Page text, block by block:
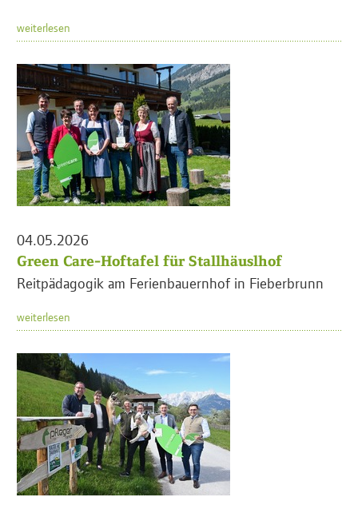
weiterlesen
04.05.2026
Green Care-Hoftafel für Stallhäuslhof
Reitpädagogik am Ferienbauernhof in Fieberbrunn
weiterlesen